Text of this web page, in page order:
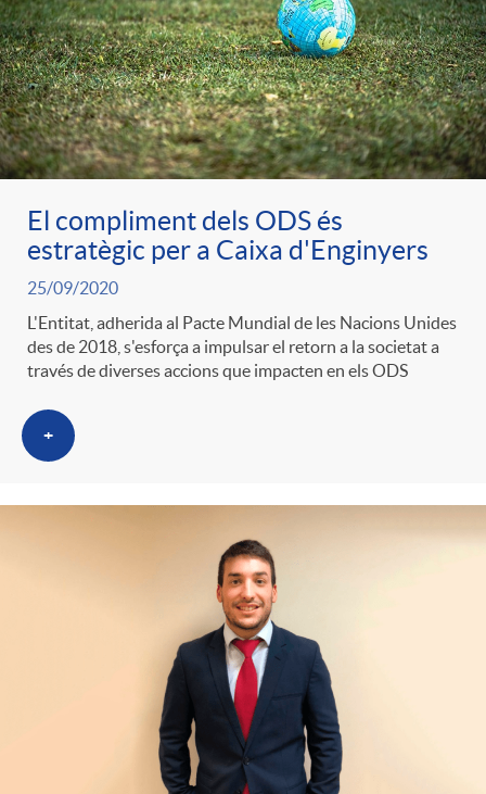
C
a
t
e
g
o
r
i
t
s
El compliment dels ODS és
estratègic per a Caixa d'Enginyers
25/09/2020
L'Entitat, adherida al Pacte Mundial de les Nacions Unides
des de 2018, s'esforça a impulsar el retorn a la societat a
través de diverses accions que impacten en els ODS
+